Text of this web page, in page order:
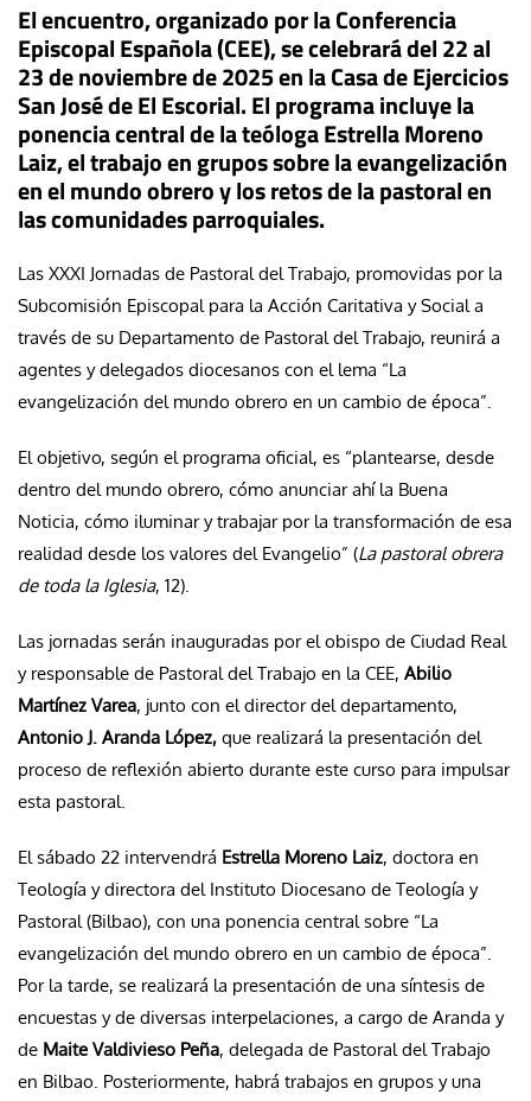
El encuentro, organizado por la Conferencia
Episcopal Española (CEE), se celebrará del 22 al
23 de noviembre de 2025 en la Casa de Ejercicios
San José de El Escorial. El programa incluye la
ponencia central de la teóloga Estrella Moreno
Laiz, el trabajo en grupos sobre la evangelización
en el mundo obrero y los retos de la pastoral en
las comunidades parroquiales.
Las XXXI Jornadas de Pastoral del Trabajo, promovidas por la
Subcomisión Episcopal para la Acción Caritativa y Social a
través de su Departamento de Pastoral del Trabajo, reunirá a
agentes y delegados diocesanos con el lema “La
evangelización del mundo obrero en un cambio de época”.
El objetivo, según el programa oficial, es “plantearse, desde
dentro del mundo obrero, cómo anunciar ahí la Buena
Noticia, cómo iluminar y trabajar por la transformación de esa
realidad desde los valores del Evangelio” (La pastoral obrera
de toda la Iglesia, 12).
Las jornadas serán inauguradas por el obispo de Ciudad Real
y responsable de Pastoral del Trabajo en la CEE, Abilio
Martínez Varea, junto con el director del departamento,
Antonio J. Aranda López, que realizará la presentación del
proceso de reflexión abierto durante este curso para impulsar
esta pastoral.
El sábado 22 intervendrá Estrella Moreno Laiz, doctora en
Teología y directora del Instituto Diocesano de Teología y
Pastoral (Bilbao), con una ponencia central sobre “La
evangelización del mundo obrero en un cambio de época”.
Por la tarde, se realizará la presentación de una síntesis de
encuestas y de diversas interpelaciones, a cargo de Aranda y
de Maite Valdivieso Peña, delegada de Pastoral del Trabajo
en Bilbao. Posteriormente, habrá trabajos en grupos y una